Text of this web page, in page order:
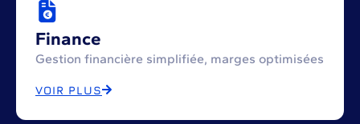
Finance
Gestion financière simplifiée, marges optimisées
VOIR PLUS